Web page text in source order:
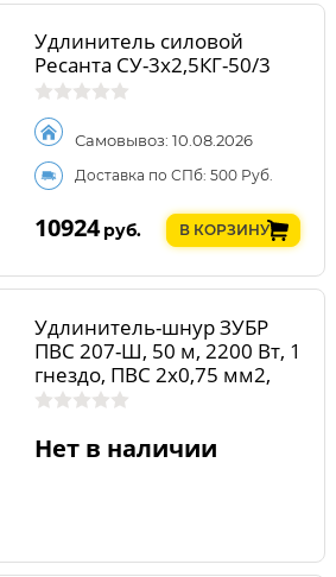
Удлинитель силовой
Ресанта СУ-3х2,5КГ-50/3
Самовывоз: 10.08.2026
Доставка по СПб: 500 Руб.
10924 руб. В КОРЗИНУ
Удлинитель-шнур ЗУБР
ПВС 207-Ш, 50 м, 2200 Вт, 1
гнездо, ПВС 2х0,75 мм2,
55023-50
Нет в наличии